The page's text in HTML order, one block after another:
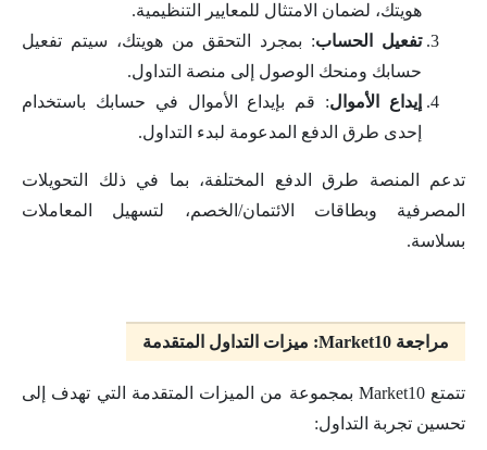
هويتك، لضمان الامتثال للمعايير التنظيمية.
تفعيل الحساب: بمجرد التحقق من هويتك، سيتم تفعيل
حسابك ومنحك الوصول إلى منصة التداول.
إيداع الأموال: قم بإيداع الأموال في حسابك باستخدام
إحدى طرق الدفع المدعومة لبدء التداول.
تدعم المنصة طرق الدفع المختلفة، بما في ذلك التحويلات
المصرفية وبطاقات الائتمان/الخصم، لتسهيل المعاملات
بسلاسة.
مراجعة Market10: ميزات التداول المتقدمة
تتمتع Market10 بمجموعة من الميزات المتقدمة التي تهدف إلى
تحسين تجربة التداول: